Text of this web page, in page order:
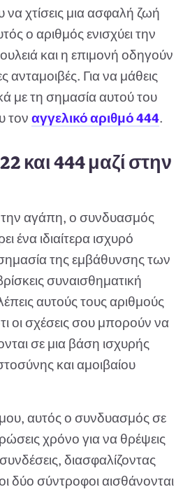
να χτίσεις μια ασφαλή ζωή
ο αριθμός ενισχύει την
και η επιμονή οδηγούν
Για να μάθεις
με τη σημασία αυτού του
τον αγγελικό αριθμό 444.
και 444 μαζί στην
την αγάπη, ο συνδυασμός
ένα ιδιαίτερα ισχυρό
της εμβάθυνσης των
συναισθηματική
αυτούς τους αριθμούς
οι σχέσεις σου μπορούν να
σε μια βάση ισχυρής
και αμοιβαίου
αυτός ο συνδυασμός σε
χρόνο για να θρέψεις
διασφαλίζοντας
δύο σύντροφοι αισθάνονται